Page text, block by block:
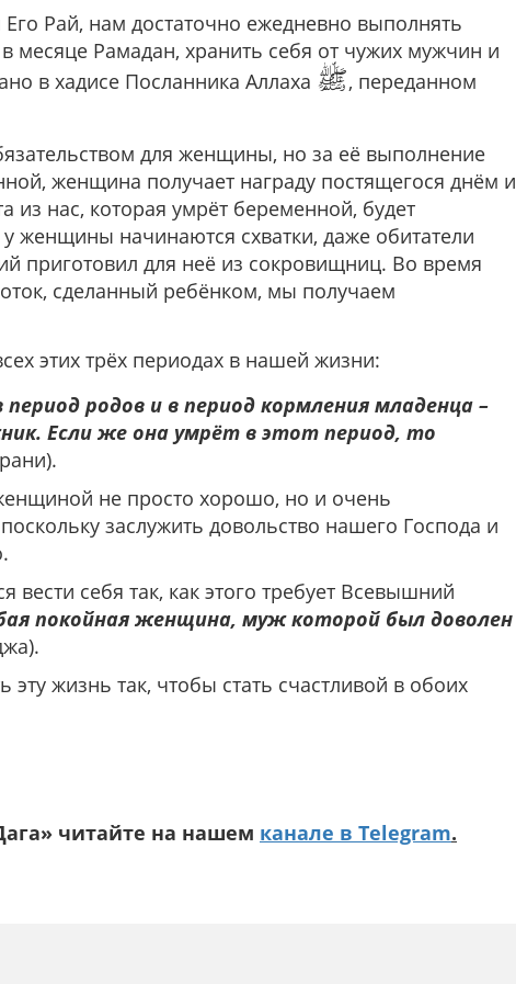
Рай, нам достаточно ежедневно выполнять
месяце Рамадан, хранить себя от чужих мужчин и
в хадисе Посланника Аллаха ﷺ, переданном
для женщины, но за её выполнение
женщина получает награду постящегося днём и
из нас, которая умрёт беременной, будет
женщины начинаются схватки, даже обитатели
приготовил для неё из сокровищниц. Во время
сделанный ребёнком, мы получаем
этих трёх периодах в нашей жизни:
родов и в период кормления младенца –
Если же она умрёт в этот период, то
не просто хорошо, но и очень
заслужить довольство нашего Господа и
вести себя так, как этого требует Всевышний
покойная женщина, муж которой был доволен
жизнь так, чтобы стать счастливой в обоих
читайте на нашем канале в Telegram.